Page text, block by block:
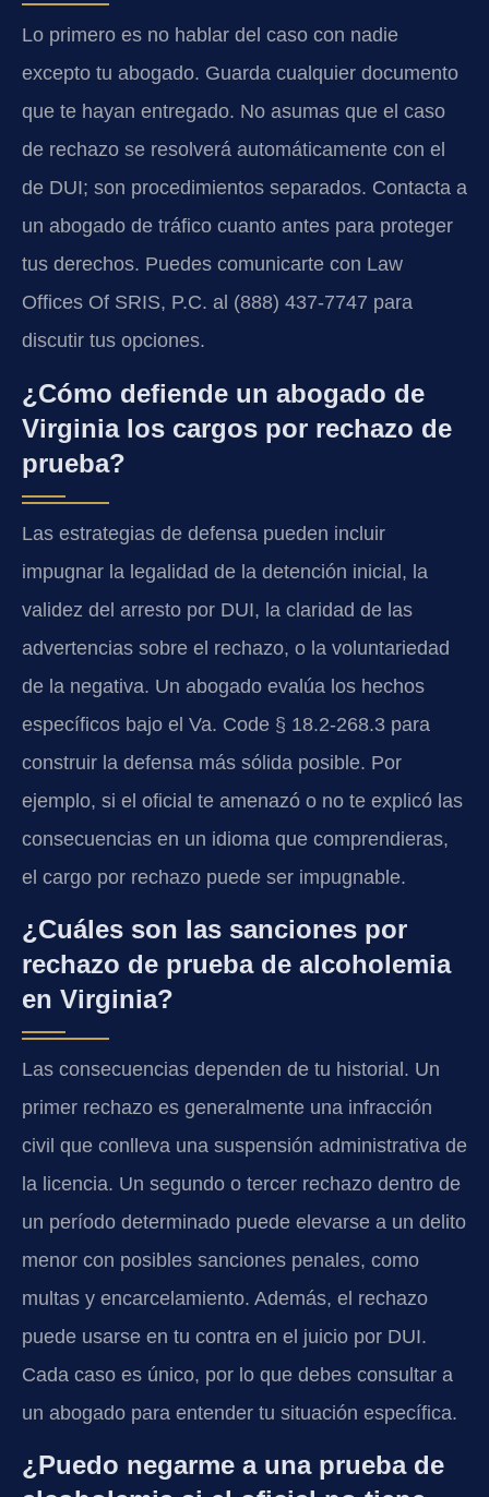
Lo primero es no hablar del caso con nadie
excepto tu abogado. Guarda cualquier documento
que te hayan entregado. No asumas que el caso
de rechazo se resolverá automáticamente con el
de DUI; son procedimientos separados. Contacta a
un abogado de tráfico cuanto antes para proteger
tus derechos. Puedes comunicarte con Law
Offices Of SRIS, P.C. al (888) 437-7747 para
discutir tus opciones.
¿Cómo defiende un abogado de
Virginia los cargos por rechazo de
prueba?
Las estrategias de defensa pueden incluir
impugnar la legalidad de la detención inicial, la
validez del arresto por DUI, la claridad de las
advertencias sobre el rechazo, o la voluntariedad
de la negativa. Un abogado evalúa los hechos
específicos bajo el Va. Code § 18.2-268.3 para
construir la defensa más sólida posible. Por
ejemplo, si el oficial te amenazó o no te explicó las
consecuencias en un idioma que comprendieras,
el cargo por rechazo puede ser impugnable.
¿Cuáles son las sanciones por
rechazo de prueba de alcoholemia
en Virginia?
Las consecuencias dependen de tu historial. Un
primer rechazo es generalmente una infracción
civil que conlleva una suspensión administrativa de
la licencia. Un segundo o tercer rechazo dentro de
un período determinado puede elevarse a un delito
menor con posibles sanciones penales, como
multas y encarcelamiento. Además, el rechazo
puede usarse en tu contra en el juicio por DUI.
Cada caso es único, por lo que debes consultar a
un abogado para entender tu situación específica.
¿Puedo negarme a una prueba de